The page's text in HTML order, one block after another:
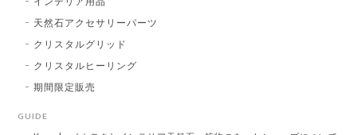
天然石アクセサリーパーツ
クリスタルグリッド
クリスタルヒーリング
期間限定販売
GUIDE